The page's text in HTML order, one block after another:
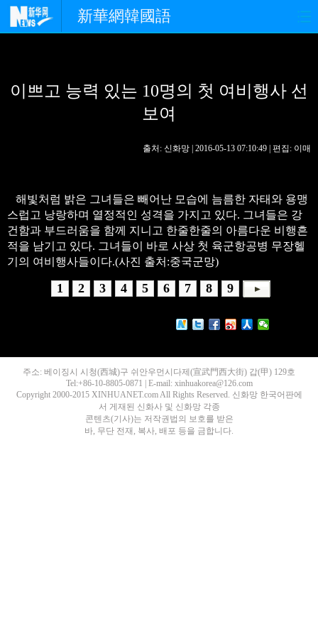
新華網韓國語
경제 사회 포토
핫 TV
생생 중국어
이쁘고 능력 있는 10명의 첫 여비행사 선
보여
출처: 신화망 | 2016-05-13 07:10:49 | 편집: 이매
해빛처럼 밝은 그녀들은 빼어난 모습에 늠름한 자태와 용맹
스럽고 낭랑하며 열정적인 성격을 가지고 있다. 그녀들은 강
건함과 부드러움을 함께 지니고 한줄한줄의 아름다운 비행흔
적을 남기고 있다. 그녀들이 바로 사상 첫 육군항공병 무장헬
기의 여비행사들이다.(사진 출처:중국군망)
1 2 3 4 5 6 7 8 9
주소: 베이징시 시청(西城)구 쉬안우먼시다제(宣武門西大街) 갑(甲) 129호
Tel:+86-10-8805-0871 | E-mail: xinhuakorea@126.com
Copyright 2000-2015 XINHUANET.com All Rights Reserved. 신화망 한국어판에
서 게재된 신화사 및 신화망 각종
콘텐츠(기사)는 저작권법의 보호를 받은
바, 무단 전재, 복사, 배포 등을 금합니다.